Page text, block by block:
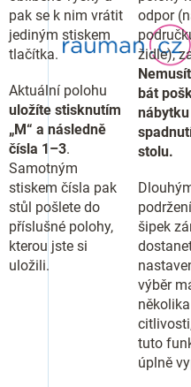
pak se k nim vrátit
jediným stiskem
tlačítka.
Aktuální polohu
uložíte stisknutím
„M“ a následně
čísla 1–3.
Samotným
stiskem čísla pak
stůl pošlete do
příslušné polohy,
kterou jste si
uložili.
odpor
židle),
bát
stolu.
šipek
výběr
tuto
úplně